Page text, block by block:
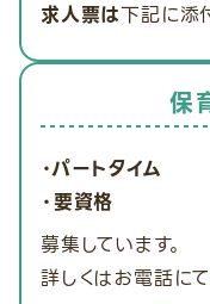
求人票は下記に添
保
・パートタイム
・要資格
募集しています。
詳しくはお電話に